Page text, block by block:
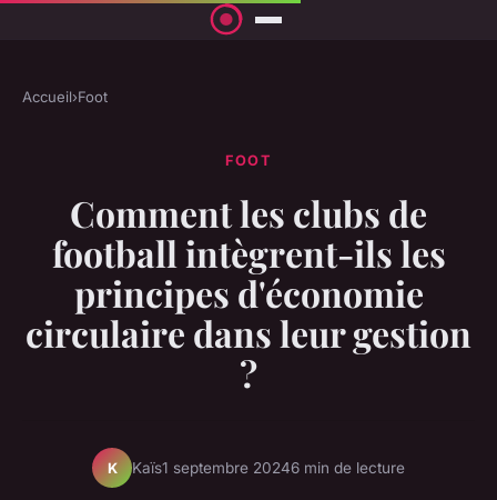
Accueil›Foot
FOOT
Comment les clubs de
football intègrent-ils les
principes d'économie
circulaire dans leur gestion
?
K Kaïs1 septembre 20246 min de lecture